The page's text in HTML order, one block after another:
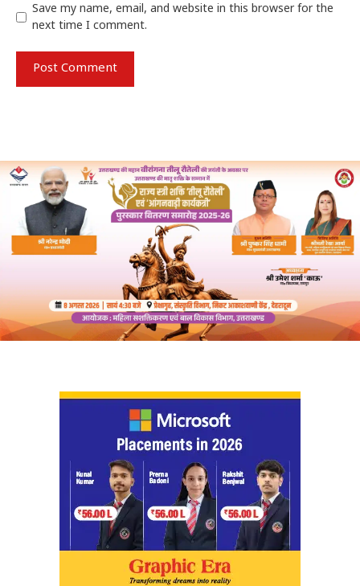
Save my name, email, and website in this browser for the
next time I comment.